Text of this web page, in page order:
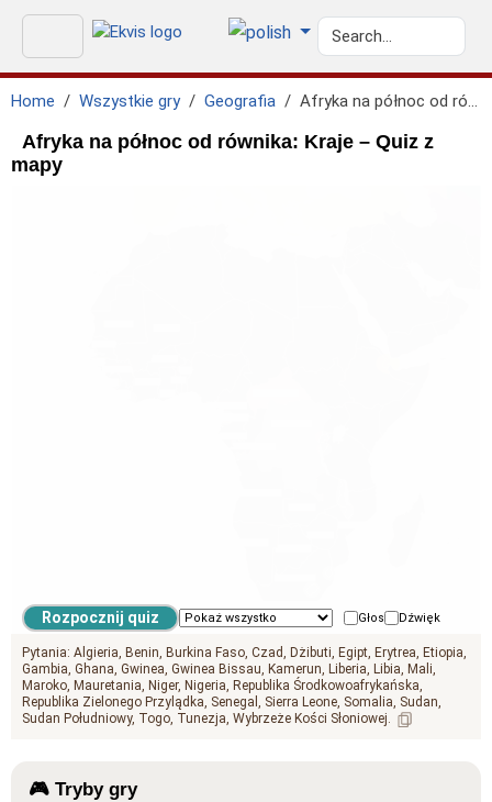
Home Wszystkie gry Geografia Afryka na północ od równika: Kraje
Afryka na północ od równika: Kraje – Quiz z
mapy
Głos Dźwięk
Pytania: Algieria Benin Burkina Faso Czad Dżibuti Egipt Erytrea
Etiopia
Gambia Ghana Gwinea Gwinea Bissau Kamerun Liberia Libia
Mali
Maroko Mauretania Niger Nigeria
Republika Środkowoafrykańska
Republika Zielonego Przylądka Senegal Sierra Leone Somalia Sudan
Sudan Południowy Togo Tunezja Wybrzeże Kości Słoniowej
🎮 Tryby gry